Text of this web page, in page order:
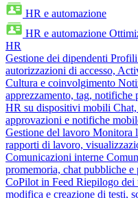
HR e automazione
HR e automazione
HR
Gestione dei dipendenti Profili
autorizzazioni di accesso,
Cultura e coinvolgimento
apprezzamento, tag, notifiche
HR su dispositivi mobili
approvazioni e notifiche
Gestione del lavoro Monitora
rapporti di lavoro,
Comunicazioni interne
promemoria, chat pubbliche e
CoPilot in Feed Riepilogo dei
modifica e creazione di testi,